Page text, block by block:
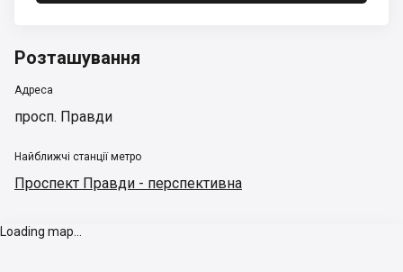
Розташування
Адреса
просп. Правди
Найближчі станції метро
Проспект Правди - перспективна
Loading map...